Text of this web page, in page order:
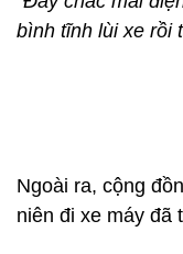
Ngay sau khi
"Tài xế này chắc